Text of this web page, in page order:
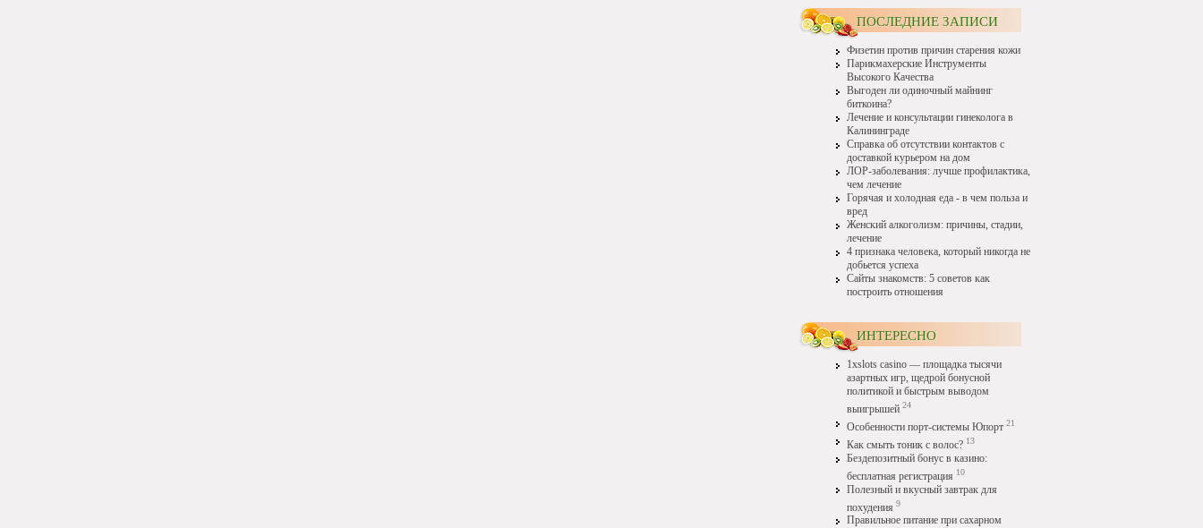
ПОСЛЕДНИЕ ЗАПИСИ
Физетин против причин старения кожи
Парикмахерские Инструменты
Высокого Качества
Выгоден ли одиночный майнинг
биткоина?
Лечение и консультации гинеколога в
Калининграде
Справка об отсутствии контактов с
доставкой курьером на дом
ЛОР-заболевания: лучше профилактика,
чем лечение
Горячая и холодная еда - в чем польза и
вред
Женский алкоголизм: причины, стадии,
лечение
4 признака человека, который никогда не
добьется успеха
Сайты знакомств: 5 советов как
построить отношения
ИНТЕРЕСНО
1xslots casino — площадка тысячи
азартных игр, щедрой бонусной
политикой и быстрым выводом
выигрышей 24
Особенности порт-системы Юпорт 21
Как смыть тоник с волос? 13
Бездепозитный бонус в казино:
бесплатная регистрация 10
Полезный и вкусный завтрак для
похудения 9
Правильное питание при сахарном